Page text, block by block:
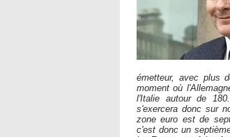
émetteur, avec plus
moment où
l'Italie autour de
s'exercera donc sur
zone euro est de
c'est donc un